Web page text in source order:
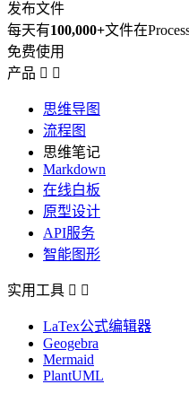
发布文件
每天有100,000+文件在
免费使用
产品  
思维导图
流程图
思维笔记
Markdown
在线白板
原型设计
API服务
智能图形
实用工具  
LaTex公式编辑器
Geogebra
Mermaid
PlantUML